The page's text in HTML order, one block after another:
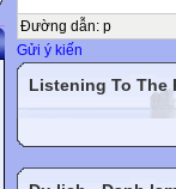
Đường dẫn: p
Gửi ý kiến
Listening To The